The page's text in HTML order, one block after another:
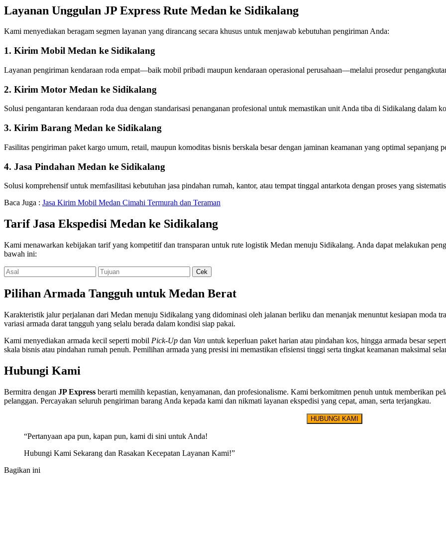
Layanan Unggulan JP Express Rute Medan ke Sidikalang
Kami menyediakan beragam segmen layanan yang dirancang secara khusus untuk menjawab kebutuhan pengiriman Anda:
1. Kirim Mobil Medan ke Sidikalang
Layanan pengiriman kendaraan roda empat—baik mobil pribadi maupun kendaraan operasional perusahaan—melalui prosedur
2. Kirim Motor Medan ke Sidikalang
Solusi pengantaran kendaraan roda dua dengan standarisasi penanganan profesional untuk memastikan unit Anda tiba di Sidikalang dalam
3. Kirim Barang Medan ke Sidikalang
Fasilitas pengiriman paket kargo umum, retail, maupun komoditas bisnis berskala besar dengan jaminan keamanan yang optimal sepanjang
4. Jasa Pindahan Medan ke Sidikalang
Solusi komprehensif untuk memfasilitasi kebutuhan jasa pindahan rumah, kantor, atau tempat tinggal antarkota dengan proses yang
Baca Juga : Jasa Kirim Mobil Medan Cimahi Termurah dan Teraman
Tarif Jasa Ekspedisi Medan ke Sidikalang
Kami menawarkan kebijakan tarif yang kompetitif dan transparan untuk rute logistik Medan menuju Sidikalang. Anda dapat melakukan
bawah ini:
Pilihan Armada Tangguh untuk Medan Berat
Karakteristik jalur perjalanan dari Medan menuju Sidikalang yang didominasi oleh jalanan berliku dan menanjak menuntut kesiapan moda
variasi armada darat tangguh yang selalu berada dalam kondisi siap pakai.
Kami menyediakan armada kecil seperti mobil Pick-Up dan Van untuk keperluan paket harian atau pindahan kos, hingga armada besar
skala bisnis atau pindahan rumah penuh. Pemilihan armada yang presisi ini memastikan efisiensi tinggi serta tingkat keamanan maksimal
Hubungi Kami
Bermitra dengan JP Express berarti memilih kepastian, kenyamanan, dan profesionalisme. Kami berkomitmen penuh untuk memberikan
pelanggan. Percayakan seluruh pengiriman barang Anda kepada kami dan nikmati layanan ekspedisi yang cepat, aman, serta terjangkau.
HUBUNGI KAMI
“Pertanyaan apa pun, kapan pun, kami di sini untuk Anda!
Hubungi Kami Sekarang dan Rasakan Kecepatan Layanan Kami!”
Bagikan ini